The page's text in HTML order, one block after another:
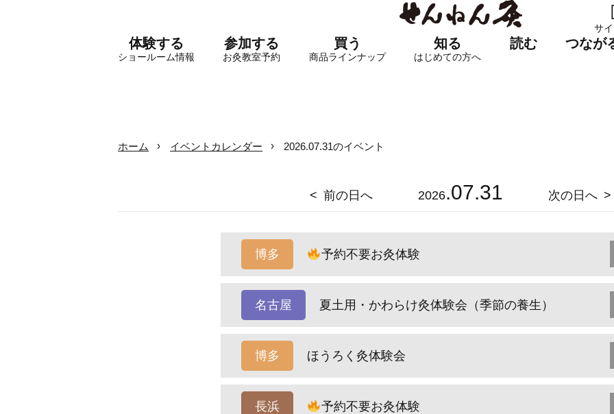
サ
体験する
ショールーム情報
参加する
お灸教室予約
買う
商品ラインナップ
知る
はじめての方へ
読む つなが
ホーム イベントカレンダー 2026.07.31のイベント
前の日へ 2026.07.31 次の日へ
博多 予約不要お灸体験
名古屋 夏土用・かわらけ灸体験会（季節の養生）
博多 ほうろく灸体験会
長浜 予約不要お灸体験